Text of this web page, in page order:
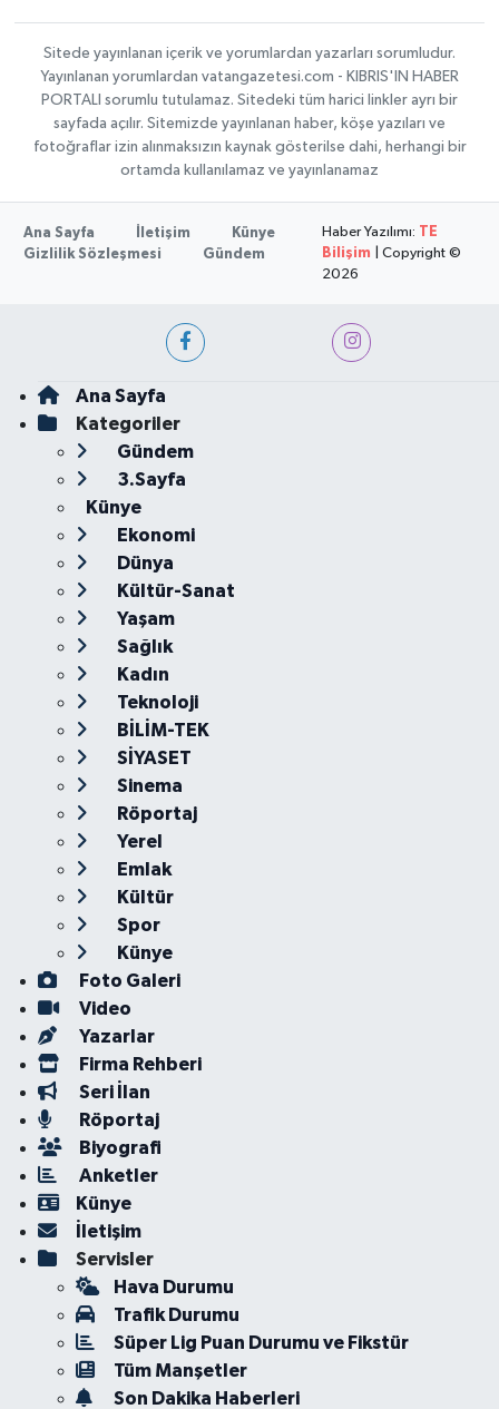
Sitede yayınlanan içerik ve yorumlardan yazarları sorumludur.
Yayınlanan yorumlardan vatangazetesi.com - KIBRIS'IN HABER
PORTALI sorumlu tutulamaz. Sitedeki tüm harici linkler ayrı bir
sayfada açılır. Sitemizde yayınlanan haber, köşe yazıları ve
fotoğraflar izin alınmaksızın kaynak gösterilse dahi, herhangi bir
ortamda kullanılamaz ve yayınlanamaz
Ana Sayfa İletişim
Künye
Gizlilik Sözleşmesi
Gündem
Haber Yazılımı: TE
Bilişim | Copyright ©
2026
Ana Sayfa
Kategoriler
Gündem
3.Sayfa
Künye
Ekonomi
Dünya
Kültür-Sanat
Yaşam
Sağlık
Kadın
Teknoloji
BİLİM-TEK
SİYASET
Sinema
Röportaj
Yerel
Emlak
Kültür
Spor
Künye
Foto Galeri
Video
Yazarlar
Firma Rehberi
Seri İlan
Röportaj
Biyografi
Anketler
Künye
İletişim
Servisler
Hava Durumu
Trafik Durumu
Süper Lig Puan Durumu ve Fikstür
Tüm Manşetler
Son Dakika Haberleri